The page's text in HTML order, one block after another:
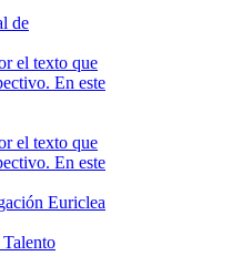
de
Euriclea